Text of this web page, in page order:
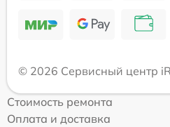
© 2026 Сервисный центр
Стоимость ремонта
Оплата и доставка